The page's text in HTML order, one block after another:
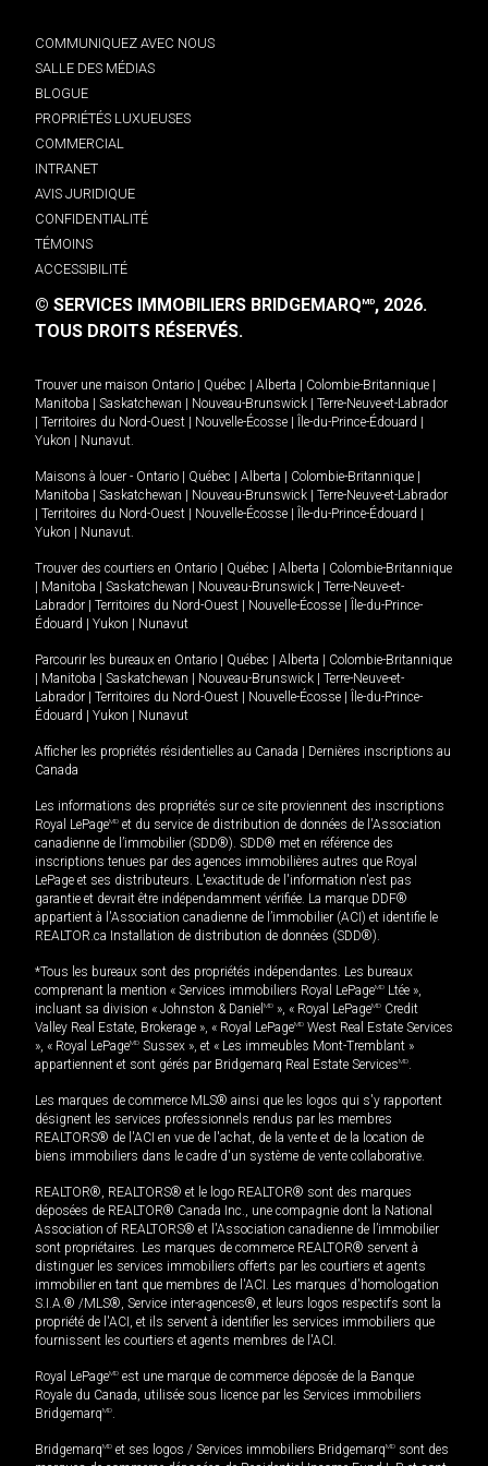
COMMUNIQUEZ AVEC NOUS
SALLE DES MÉDIAS
BLOGUE
PROPRIÉTÉS LUXUEUSES
COMMERCIAL
INTRANET
AVIS JURIDIQUE
CONFIDENTIALITÉ
TÉMOINS
ACCESSIBILITÉ
© SERVICES IMMOBILIERS BRIDGEMARQMD, 2026.
TOUS DROITS RÉSERVÉS.
Trouver une maison Ontario Québec Alberta Colombie-Britannique
Manitoba
Saskatchewan Nouveau-Brunswick
Terre-Neuve-et-Labrador
Territoires du Nord-Ouest Nouvelle-Écosse Île-du-Prince-Édouard
Yukon
Nunavut.
Maisons à louer - Ontario Québec Alberta Colombie-Britannique
Manitoba
Saskatchewan Nouveau-Brunswick
Terre-Neuve-et-Labrador
Territoires du Nord-Ouest Nouvelle-Écosse Île-du-Prince-Édouard
Yukon
Nunavut.
Trouver des courtiers en Ontario Québec Alberta
Colombie-Britannique
Manitoba Saskatchewan Nouveau-Brunswick
Terre-Neuve-et-
Labrador
Territoires du Nord-Ouest Nouvelle-Écosse
Île-du-Prince-
Édouard
Yukon Nunavut
Parcourir les bureaux en Ontario Québec Alberta
Colombie-Britannique
Manitoba Saskatchewan Nouveau-Brunswick
Terre-Neuve-et-
Labrador
Territoires du Nord-Ouest Nouvelle-Écosse
Île-du-Prince-
Édouard
Yukon Nunavut
Afficher les propriétés résidentielles au Canada
Dernières inscriptions au
Canada
Les informations des propriétés sur ce site proviennent des inscriptions
Royal LePageMD et du service de distribution de données de l'Association
canadienne de l’immobilier (SDD®). SDD® met en référence des
inscriptions tenues par des agences immobilières autres que Royal
LePage et ses distributeurs. L'exactitude de l'information n'est pas
garantie et devrait être indépendamment vérifiée. La marque DDF®
appartient à l'Association canadienne de l’immobilier (ACI) et identifie le
REALTOR.ca Installation de distribution de données (SDD®).
*Tous les bureaux sont des propriétés indépendantes. Les bureaux
comprenant la mention « Services immobiliers Royal LePageMD Ltée »,
incluant sa division « Johnston & Daniel MD », « Royal LePageMD Credit
Valley Real Estate, Brokerage », « Royal LePageMD West Real Estate Services
», « Royal LePageMD Sussex », et « Les immeubles Mont-Tremblant »
appartiennent et sont gérés par Bridgemarq Real Estate ServicesMD.
Les marques de commerce MLS® ainsi que les logos qui s'y rapportent
désignent les services professionnels rendus par les membres
REALTORS® de l'ACI en vue de l'achat, de la vente et de la location de
biens immobiliers dans le cadre d'un système de vente collaborative.
REALTOR®, REALTORS® et le logo REALTOR® sont des marques
déposées de REALTOR® Canada Inc., une compagnie dont la National
Association of REALTORS® et l'Association canadienne de l’immobilier
sont propriétaires. Les marques de commerce REALTOR® servent à
distinguer les services immobiliers offerts par les courtiers et agents
immobilier en tant que membres de l'ACI. Les marques d'homologation
S.I.A.® /MLS®, Service inter-agences®, et leurs logos respectifs sont la
propriété de l'ACI, et ils servent à identifier les services immobiliers que
fournissent les courtiers et agents membres de l'ACI.
Royal LePageMD est une marque de commerce déposée de la Banque
Royale du Canada, utilisée sous licence par les Services immobiliers
BridgemarqMD.
BridgemarqMD et ses logos / Services immobiliers BridgemarqMD sont des